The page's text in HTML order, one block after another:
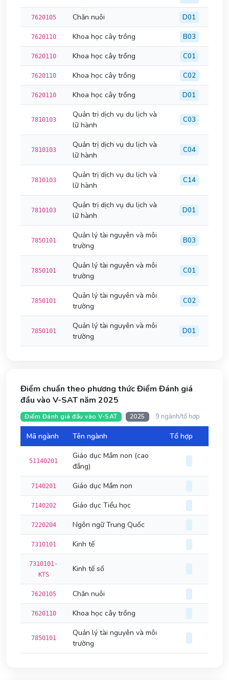
7620105 Chăn nuôi D01
7620110 Khoa học cây trồng B03
7620110 Khoa học cây trồng C01
7620110 Khoa học cây trồng C02
7620110 Khoa học cây trồng D01
7810103
Quản trị dịch vụ du lịch và
lữ hành
C03
7810103
Quản trị dịch vụ du lịch và
lữ hành
C04
7810103
Quản trị dịch vụ du lịch và
lữ hành
C14
7810103
Quản trị dịch vụ du lịch và
lữ hành
D01
7850101
Quản lý tài nguyên và môi
trường
B03
7850101
Quản lý tài nguyên và môi
trường
C01
7850101
Quản lý tài nguyên và môi
trường
C02
7850101
Quản lý tài nguyên và môi
trường
D01
Điểm chuẩn theo phương thức Điểm Đánh giá
đầu vào V-SAT năm 2025
Điểm Đánh giá đầu vào V-SAT 2025 9 ngành/tổ hợp
Mã ngành Tên ngành Tổ hợp
51140201
Giáo dục Mầm non (cao
đẳng)
7140201 Giáo dục Mầm non
7140202 Giáo dục Tiểu học
7220204 Ngôn ngữ Trung Quốc
7310101 Kinh tế
7310101-
KTS
Kinh tế số
7620105 Chăn nuôi
7620110 Khoa học cây trồng
7850101
Quản lý tài nguyên và môi
trường